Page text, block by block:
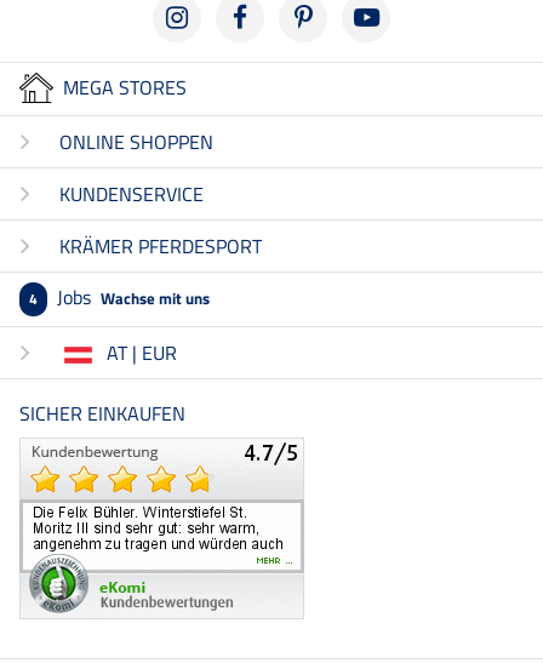
MEGA STORES
ONLINE SHOPPEN
KUNDENSERVICE
KRÄMER PFERDESPORT
4 Jobs Wachse mit uns
AT | EUR
SICHER EINKAUFEN